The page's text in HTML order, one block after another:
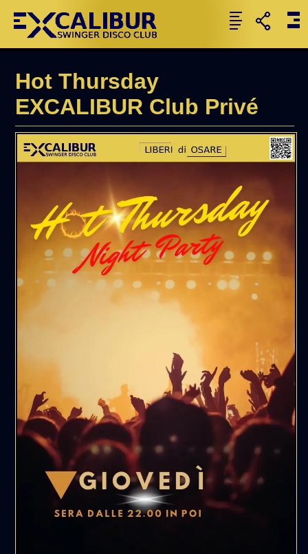
Hot Thursday
EXCALIBUR Club Privé